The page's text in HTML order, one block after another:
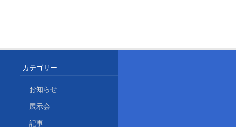
カテゴリー
お知らせ
展示会
記事